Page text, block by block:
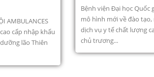
AMBULANCES
cấp nhập khẩu
lão Thiên
Bệnh viện Đại học Quốc
mô hình mới về đào
dịch vụ y tế chất lượng
chủ trương...